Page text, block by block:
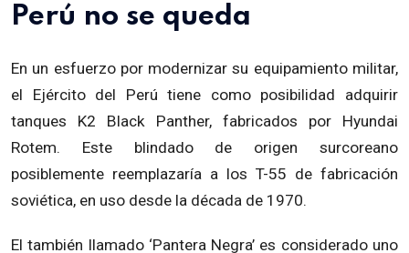
Perú no se queda
En un esfuerzo por modernizar su equipamiento militar,
el Ejército del Perú tiene como posibilidad adquirir
tanques K2 Black Panther, fabricados por Hyundai
Rotem. Este blindado de origen surcoreano
posiblemente reemplazaría a los T-55 de fabricación
soviética, en uso desde la década de 1970.
El también llamado ‘Pantera Negra’ es considerado uno